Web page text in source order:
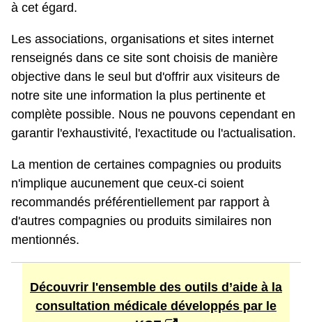
à cet égard.
Les associations, organisations et sites internet
renseignés dans ce site sont choisis de manière
objective dans le seul but d'offrir aux visiteurs de
notre site une information la plus pertinente et
complète possible. Nous ne pouvons cependant en
garantir l'exhaustivité, l'exactitude ou l'actualisation.
La mention de certaines compagnies ou produits
n'implique aucunement que ceux-ci soient
recommandés préférentiellement par rapport à
d'autres compagnies ou produits similaires non
mentionnés.
Découvrir l'ensemble des outils d’aide à la
consultation médicale développés par le